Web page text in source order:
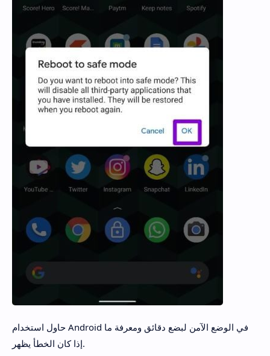
حاول استخدام Android في الوضع الآمن لبضع دقائق ومعرفة ما
إذا كان الخطأ يظهر.